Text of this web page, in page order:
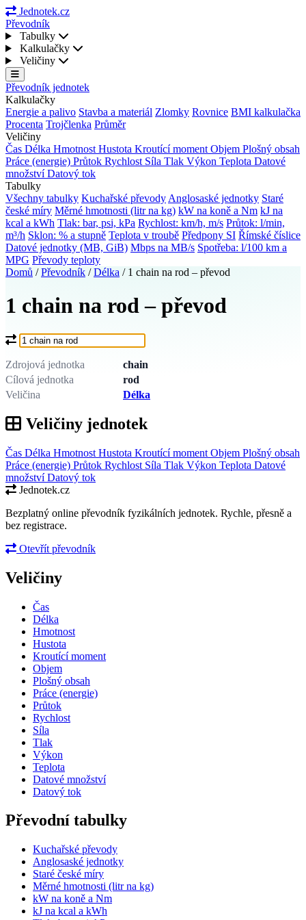
Jednotek.cz
Převodník
Tabulky
Kalkulačky
Veličiny
Převodník jednotek
Kalkulačky
Energie a palivo Stavba a materiál Zlomky Rovnice BMI kalkulačka
Procenta Trojčlenka Průměr
Veličiny
Čas Délka Hmotnost Hustota Kroutící moment Objem Plošný obsah
Práce (energie) Průtok Rychlost Síla Tlak Výkon Teplota Datové
množstvíDatový tok
Tabulky
Všechny tabulky Kuchařské převody Anglosaské jednotky Staré
české míry Měrné hmotnosti (litr na kg) kW na koně a Nm kJ na
kcal a kWh Tlak: bar, psi, kPa Rychlost: km/h, m/s Průtok: l/min,
m³/h Sklon: % a stupně Teplota v troubě Předpony SI Římské číslice
Datové jednotky (MB, GiB) Mbps na MB/s Spotřeba: l/100 km a
MPG Převody teploty
Domů / Převodník / Délka / 1 chain na rod – převod
1 chain na rod – převod
Co chcete převést?
Zdrojová jednotka
chain
Cílová jednotka
rod
Veličina
Délka
Veličiny jednotek
Čas Délka Hmotnost Hustota Kroutící moment Objem Plošný obsah
Práce (energie) Průtok Rychlost Síla Tlak Výkon Teplota Datové
množstvíDatový tok
Jednotek.cz
Bezplatný online převodník fyzikálních jednotek. Rychle, přesně a
bez registrace.
Otevřít převodník
Veličiny
Čas
Délka
Hmotnost
Hustota
Kroutící moment
Objem
Plošný obsah
Práce (energie)
Průtok
Rychlost
Síla
Tlak
Výkon
Teplota
Datové množství
Datový tok
Převodní tabulky
Kuchařské převody
Anglosaské jednotky
Staré české míry
Měrné hmotnosti (litr na kg)
kW na koně a Nm
kJ na kcal a kWh